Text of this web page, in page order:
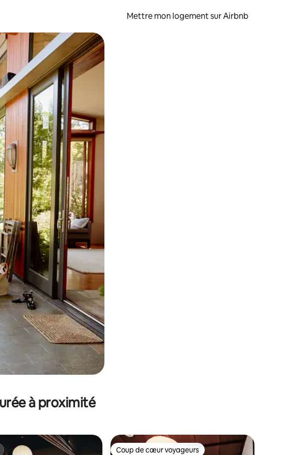
Mettre mon logement sur Airbnb
appuyant et en faisant glisser.
à proximité
Coup de cœur voyageurs